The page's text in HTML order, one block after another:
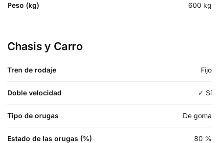
Peso (kg) 600 kg
Chasis y Carro
Tren de rodaje Fijo
Doble velocidad ✓ Sí
Tipo de orugas De goma
Estado de las orugas (%) 80 %